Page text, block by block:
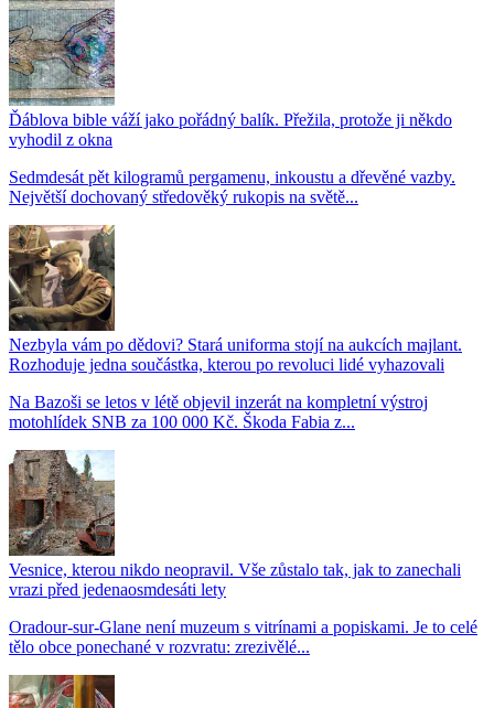
Ďáblova bible váží jako pořádný balík. Přežila, protože ji někdo
vyhodil z okna
Sedmdesát pět kilogramů pergamenu, inkoustu a dřevěné vazby.
Největší dochovaný středověký rukopis na světě...
Nezbyla vám po dědovi? Stará uniforma stojí na aukcích majlant.
Rozhoduje jedna součástka, kterou po revoluci lidé vyhazovali
Na Bazoši se letos v létě objevil inzerát na kompletní výstroj
motohlídek SNB za 100 000 Kč. Škoda Fabia z...
Vesnice, kterou nikdo neopravil. Vše zůstalo tak, jak to zanechali
vrazi před jedenaosmdesáti lety
Oradour-sur-Glane není muzeum s vitrínami a popiskami. Je to celé
tělo obce ponechané v rozvratu: zrezivělé...